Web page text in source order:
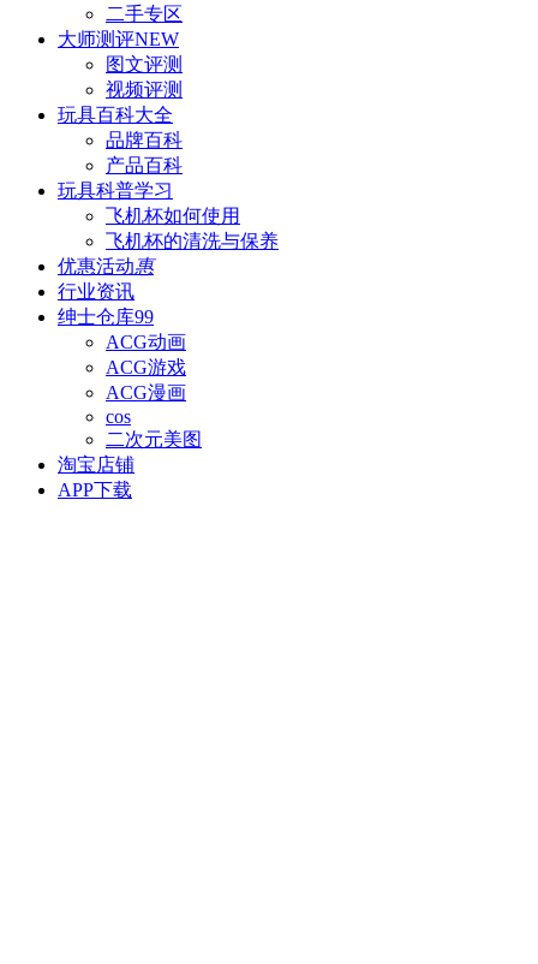
二手专区
大师测评NEW
图文评测
视频评测
玩具百科大全
品牌百科
产品百科
玩具科普学习
飞机杯如何使用
飞机杯的清洗与保养
优惠活动惠
行业资讯
绅士仓库99
ACG动画
ACG游戏
ACG漫画
cos
二次元美图
淘宝店铺
APP下载